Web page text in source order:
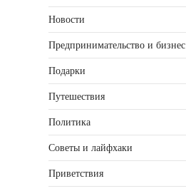
Новости
Предпринимательство и бизнес
Подарки
Путешествия
Политика
Советы и лайфхаки
Приветствия